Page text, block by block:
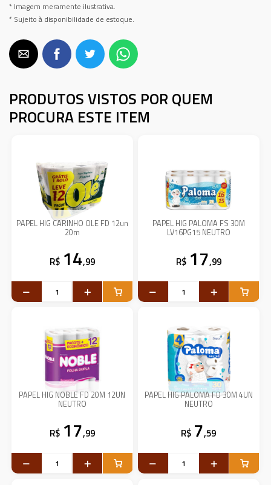
* Imagem meramente ilustrativa.
* Sujeito à disponibilidade de estoque.
PRODUTOS VISTOS POR QUEM
PROCURA ESTE ITEM
PAPEL HIG CARINHO OLE FD 12un
20m
R$ 14,99
PAPEL HIG PALOMA FS 30M
LV16PG15 NEUTRO
R$ 17,99
PAPEL HIG NOBLE FD 20M 12UN
NEUTRO
R$ 17,99
PAPEL HIG PALOMA FD 30M 4UN
NEUTRO
R$ 7,59